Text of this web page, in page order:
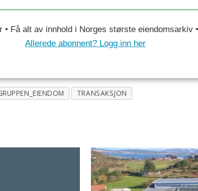
• Få alt av innhold i Norges største eiendomsarkiv
Allerede abonnent? Logg inn her
TRANSAKSJON